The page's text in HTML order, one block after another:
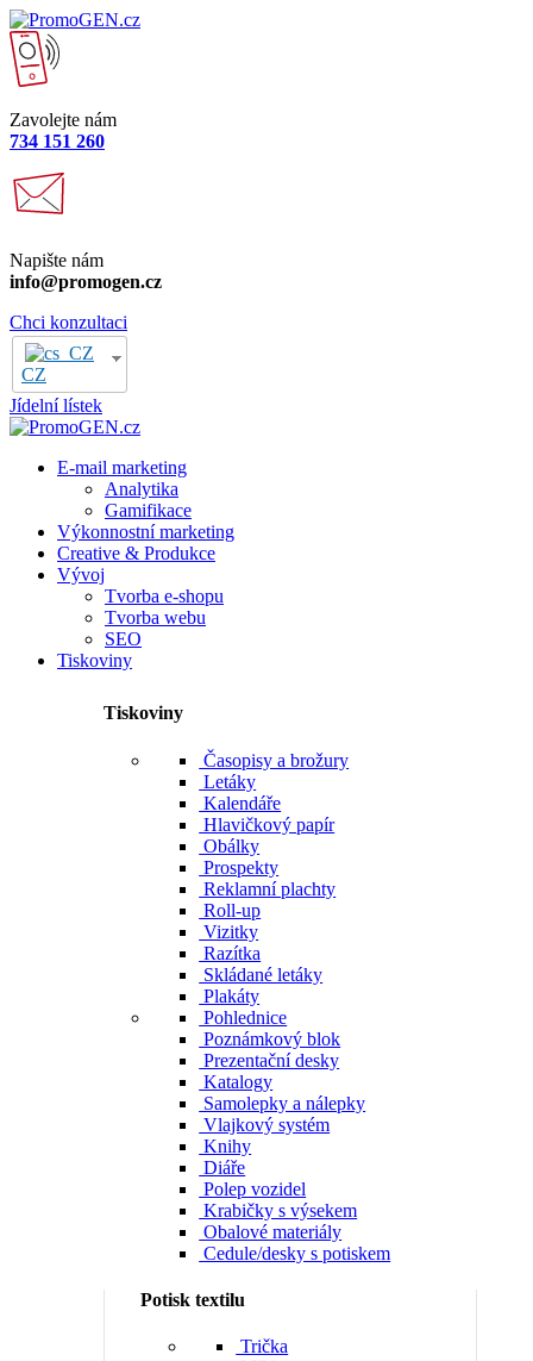
Zavolejte nám
734 151 260
Napište nám
info@promogen.cz
Chci konzultaci
CZ
Jídelní lístek
E-mail marketing
Analytika
Gamifikace
Výkonnostní marketing
Creative & Produkce
Vývoj
Tvorba e-shopu
Tvorba webu
SEO
Tiskoviny
Tiskoviny
Časopisy a brožury
Letáky
Kalendáře
Hlavičkový papír
Obálky
Prospekty
Reklamní plachty
Roll-up
Vizitky
Razítka
Skládané letáky
Plakáty
Pohlednice
Poznámkový blok
Prezentační desky
Katalogy
Samolepky a nálepky
Vlajkový systém
Knihy
Diáře
Polep vozidel
Krabičky s výsekem
Obalové materiály
Cedule/desky s potiskem
Potisk textilu
Trička